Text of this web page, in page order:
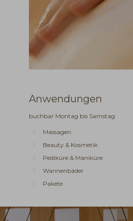
Anwendungen
buchbar Montag bis Samstag
Massagen
Beauty & Kosmetik
Pediküre & Maniküre
Wannenbäder
Pakete